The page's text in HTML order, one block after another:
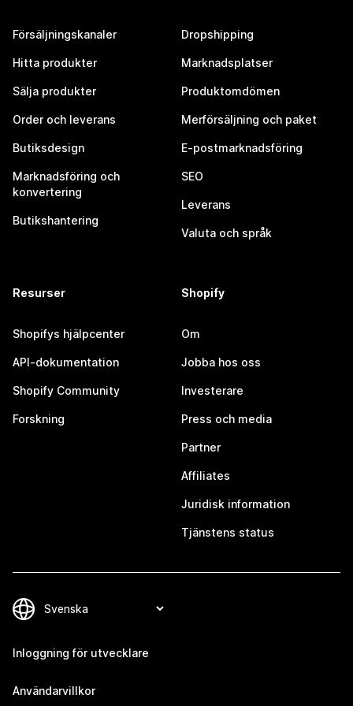
Försäljningskanaler
Hitta produkter
Sälja produkter
Order och leverans
Butiksdesign
Marknadsföring och
konvertering
Butikshantering
Dropshipping
Marknadsplatser
Produktomdömen
Merförsäljning och paket
E-postmarknadsföring
SEO
Leverans
Valuta och språk
Resurser
Shopifys hjälpcenter
API-dokumentation
Shopify Community
Forskning
Shopify
Om
Jobba hos oss
Investerare
Press och media
Partner
Affiliates
Juridisk information
Tjänstens status
Inloggning för utvecklare
Användarvillkor